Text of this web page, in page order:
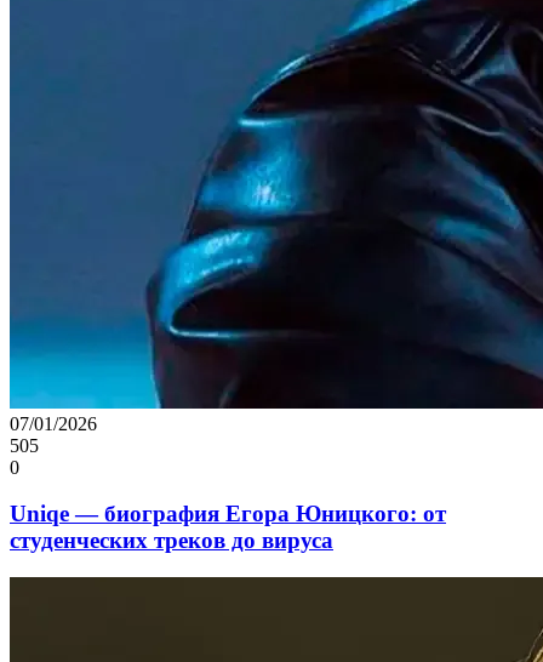
07/01/2026
505
0
Uniqe — биография Егора Юницкого: от
студенческих треков до вируса